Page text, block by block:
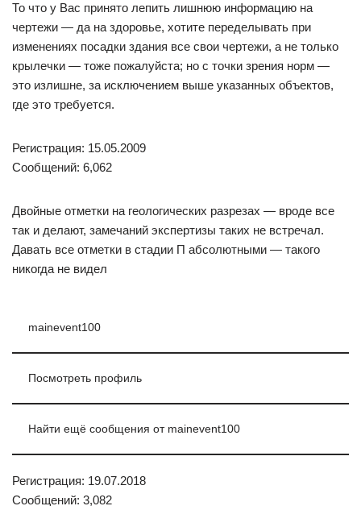
То что у Вас принято лепить лишнюю информацию на
чертежи — да на здоровье, хотите переделывать при
изменениях посадки здания все свои чертежи, а не только
крылечки — тоже пожалуйста; но с точки зрения норм —
это излишне, за исключением выше указанных объектов,
где это требуется.
Регистрация: 15.05.2009
Сообщений: 6,062
Двойные отметки на геологических разрезах — вроде все
так и делают, замечаний экспертизы таких не встречал.
Давать все отметки в стадии П абсолютными — такого
никогда не видел
mainevent100
Посмотреть профиль
Найти ещё сообщения от mainevent100
Регистрация: 19.07.2018
Сообщений: 3,082